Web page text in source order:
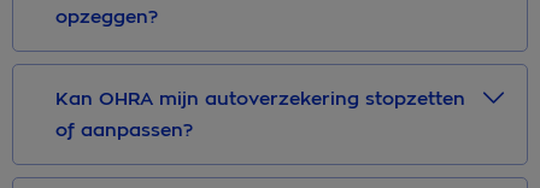
opzeggen?
Kan OHRA mijn autoverzekering stopzetten
of aanpassen?